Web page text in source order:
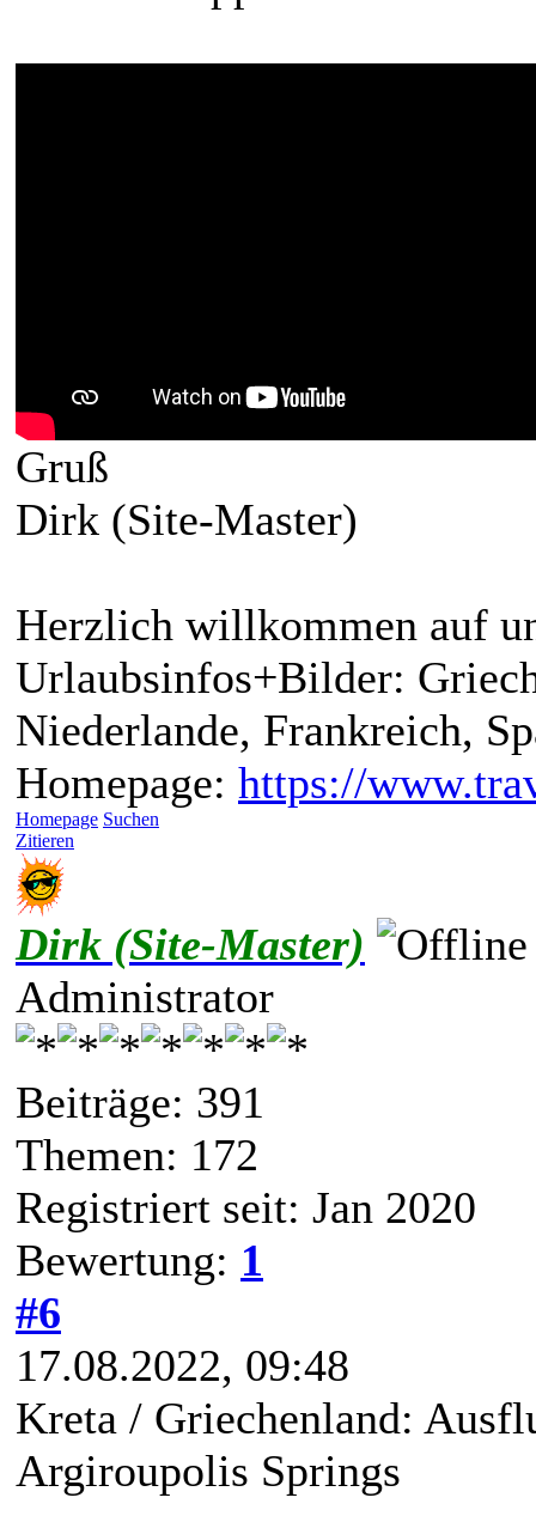
Gruß
Dirk (Site-Master)
Herzlich willkommen auf
Urlaubsinfos+Bilder:
Niederlande, Frankreich,
Homepage: https://
Homepage Suchen
Zitieren
Dirk (Site-Master)
Administrator
Beiträge: 391
Themen: 172
Registriert seit: Jan 2020
Bewertung: 1
#6
17.08.2022, 09:48
Kreta / Griechenland:
Argiroupolis Springs